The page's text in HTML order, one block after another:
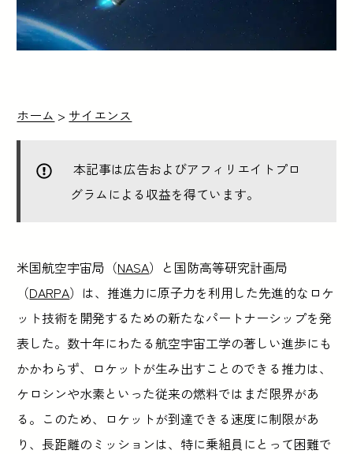
ホーム > サイエンス
本記事は広告およびアフィリエイトプロ
グラムによる収益を得ています。
米国航空宇宙局（NASA）と国防高等研究計画局
（DARPA）は、推進力に原子力を利用した先進的なロケ
ット技術を開発するための新たなパートナーシップを発
表した。数十年にわたる航空宇宙工学の著しい進歩にも
かかわらず、ロケットが生み出すことのできる推力は、
ケロシンや水素といった従来の燃料ではまだ限界があ
る。このため、ロケットが到達できる速度に制限があ
り、長距離のミッションは、特に乗組員にとって困難で